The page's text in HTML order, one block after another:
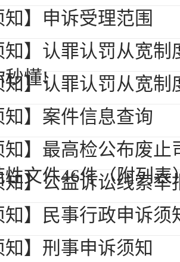
知】申诉受理范围
知】认罪认罚从宽
秒懂!
知】认罪认罚从宽制
知】案件信息查询
知】最高检公布废
文件46件（附列表
知】公益诉讼线索举
知】民事行政申诉须
知】刑事申诉须知